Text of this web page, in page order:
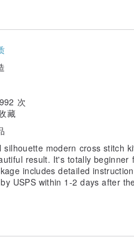
次
藏
silhouette modern cross stitch
result. It's totally beginner
includes detailed
USPS within 1-2 days after